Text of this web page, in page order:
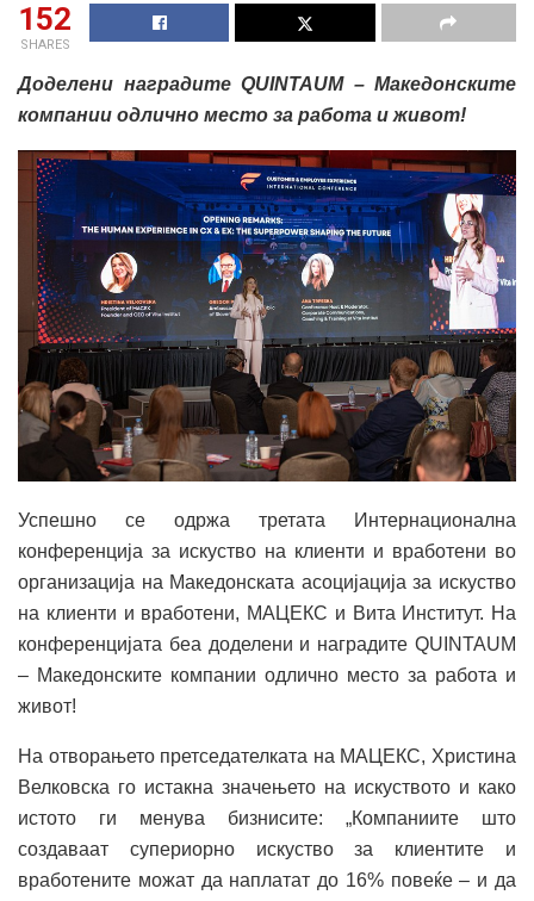
152
SHARES
Доделени наградите QUINTAUM – Македонските
компании одлично место за работа и живот!
Успешно се одржа третата Интернационална
конференција за искуство на клиенти и вработени во
организација на Македонската асоцијација за искуство
на клиенти и вработени, МАЦЕКС и Вита Институт. На
конференцијата беа доделени и наградите QUINTAUM
– Македонските компании одлично место за работа и
живот!
На отворањето претседателката на МАЦЕКС, Христина
Велковска го истакна значењето на искуството и како
истото ги менува бизнисите: „Компаниите што
создаваат супериорно искуство за клиентите и
вработените можат да наплатат до 16% повеќе – и да